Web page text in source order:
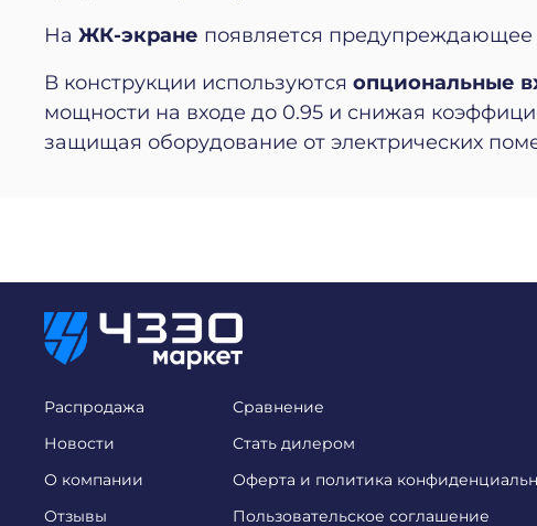
На ЖК-экране появляется
В конструкции используются опциональные
мощности на входе до 0.95 и снижая
защищая оборудование от электрических
Распродажа
Новости
О компании
Отзывы
Сравнение
Стать дилером
Оферта и политика
Пользовательское соглашение